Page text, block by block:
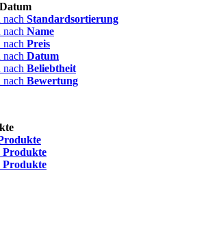
Datum
nach Standardsortierung
nach Name
nach Preis
nach Datum
nach Beliebtheit
nach Bewertung
Produkte
Produkte